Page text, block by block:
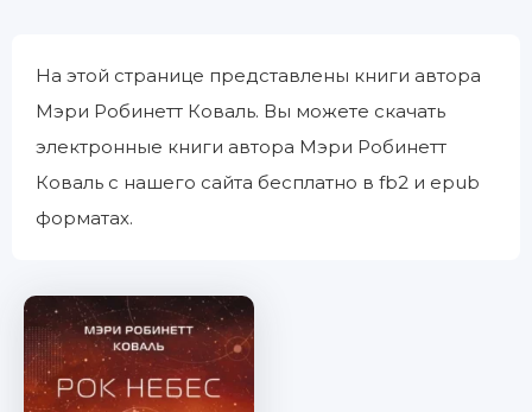
На этой странице представлены книги автора
Мэри Робинетт Коваль. Вы можете скачать
электронные книги автора Мэри Робинетт
Коваль с нашего сайта бесплатно в fb2 и epub
форматах.